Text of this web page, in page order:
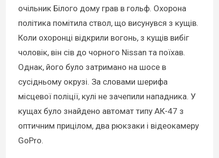
очільник Білого дому грав в гольф. Охорона
політика помітила ствол, що висунувся з кущів.
Коли охоронці відкрили вогонь, з кущів вибіг
чоловік, він сів до чорного Nissan та поїхав.
Однак, його було затримано на шосе в
сусідньому окрузі. За словами шерифа
місцевої поліції, кулі не зачепили нападника. У
кущах було знайдено автомат типу АК-47 з
оптичним прицілом, два рюкзаки і відеокамеру
GoPro.